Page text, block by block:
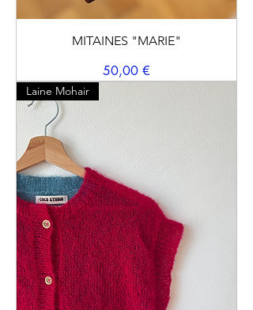
MITAINES "MARIE"
Prix
50,00 €
Laine Mohair